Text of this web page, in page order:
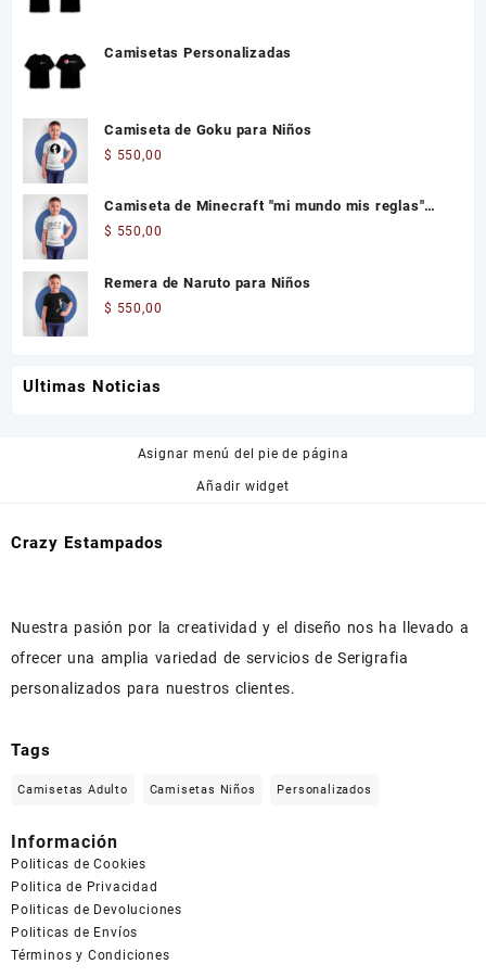
Camisetas Personalizadas
Camiseta de Goku para Niños
$ 550,00
Camiseta de Minecraft "mi mundo mis reglas"
Niños
$ 550,00
Remera de Naruto para Niños
$ 550,00
Ultimas Noticias
Asignar menú del pie de página
Añadir widget
Crazy Estampados
Nuestra pasión por la creatividad y el diseño nos ha llevado a
ofrecer una amplia variedad de servicios de Serigrafia
personalizados para nuestros clientes.
Tags
Camisetas Adulto Camisetas Niños Personalizados
Información
Politicas de Cookies
Politica de Privacidad
Politicas de Devoluciones
Politicas de Envíos
Términos y Condiciones